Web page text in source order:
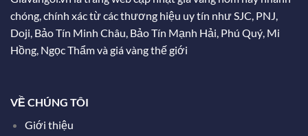
chóng, chính xác từ các thương hiệu uy tín như SJC, PNJ,
Doji, Bảo Tín Minh Châu, Bảo Tín Mạnh Hải, Phú Quý, Mi
Hồng, Ngọc Thẩm và giá vàng thế giới
VỀ CHÚNG TÔI
Giới thiệu